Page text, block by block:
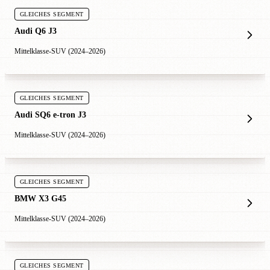
GLEICHES SEGMENT
Audi Q6 J3
Mittelklasse-SUV (2024–2026)
GLEICHES SEGMENT
Audi SQ6 e-tron J3
Mittelklasse-SUV (2024–2026)
GLEICHES SEGMENT
BMW X3 G45
Mittelklasse-SUV (2024–2026)
GLEICHES SEGMENT